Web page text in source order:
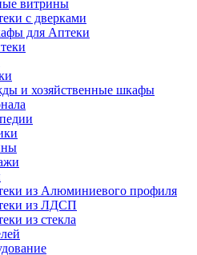
витрины
с дверками
для Аптеки
и хозяйственные шкафы
из Алюминиевого профиля
из ЛДСП
из стекла